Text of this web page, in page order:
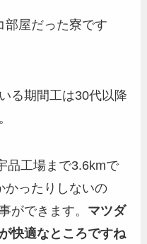
部屋だった寮です
る期間工は30代以降
品工場まで3.6kmで
かったりしないの
ができます。 マツダ
快適なところですね